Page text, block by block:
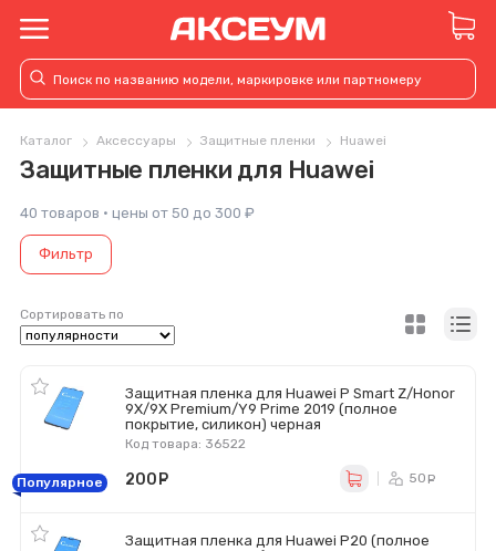
Каталог Аксессуары Защитные пленки Huawei
Защитные пленки для Huawei
40 товаров · цены от 50 до 300 ₽
Фильтр
Сортировать по
Защитная пленка для Huawei P Smart Z/Honor
9X/9X Premium/Y9 Prime 2019 (полное
покрытие, силикон) черная
Код товара: 36522
Популярное 200 50
Защитная пленка для Huawei P20 (полное